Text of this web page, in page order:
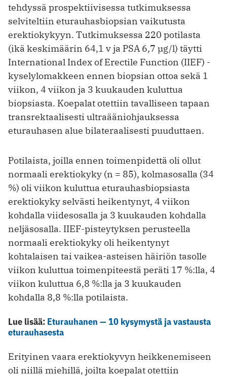
tehdyssä prospektiivisessa tutkimuksessa
selviteltiin eturauhasbiopsian vaikutusta
erektiokykyyn. Tutkimuksessa 220 potilasta
(ikä keskimäärin 64,1 v ja PSA 6,7 µg/l) täytti
International Index of Erectile Function (IIEF) -
kyselylomakkeen ennen biopsian ottoa sekä 1
viikon, 4 viikon ja 3 kuukauden kuluttua
biopsiasta. Koepalat otettiin tavalliseen tapaan
transrektaalisesti ultraääniohjauksessa
eturauhasen alue bilateraalisesti puuduttaen.
Potilaista, joilla ennen toimenpidettä oli ollut
normaali erektiokyky (n = 85), kolmasosalla (34
%) oli viikon kuluttua eturauhasbiopsiasta
erektiokyky selvästi heikentynyt, 4 viikon
kohdalla viidesosalla ja 3 kuukauden kohdalla
neljäsosalla. IIEF-pisteytyksen perusteella
normaali erektiokyky oli heikentynyt
kohtalaisen tai vaikea-asteisen häiriön tasolle
viikon kuluttua toimenpiteestä peräti 17 %:lla, 4
viikon kuluttua 6,8 %:lla ja 3 kuukauden
kohdalla 8,8 %:lla potilaista.
Lue lisää: Eturauhanen — 10 kysymystä ja vastausta
eturauhasesta
Erityinen vaara erektiokyvyn heikkenemiseen
oli niillä miehillä, joilta koepalat otettiin